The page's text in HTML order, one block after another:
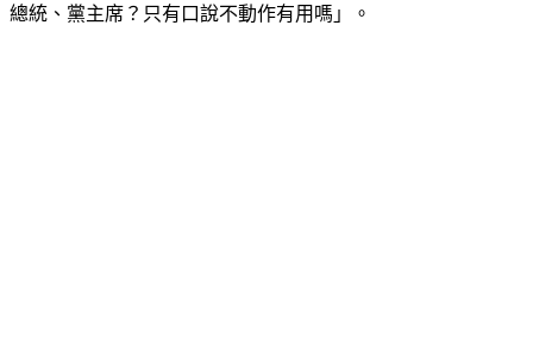
總統、黨主席？只有口說不動作有用嗎」。